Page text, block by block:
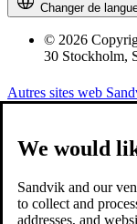
Changer de
© 2026
30 Stockholm,
Autres sites web
We would
Sandvik and our
to collect and
addresses, and